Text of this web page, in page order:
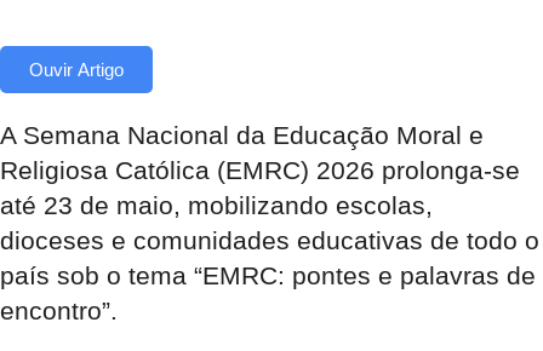
Ouvir Artigo
A Semana Nacional da Educação Moral e
Religiosa Católica (EMRC) 2026 prolonga-se
até 23 de maio, mobilizando escolas,
dioceses e comunidades educativas de todo o
país sob o tema “EMRC: pontes e palavras de
encontro”.